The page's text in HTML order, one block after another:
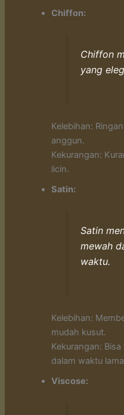
Chiffon:
Chiffon
yang
Kelebihan:
anggun.
Kekurangan:
licin.
Satin:
Satin
mewah
waktu.
Kelebihan:
mudah kusut.
Kekurangan:
dalam waktu
Viscose: